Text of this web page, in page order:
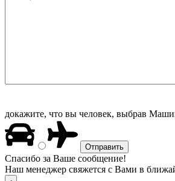
докажите, что вы человек, выбрав
Спасибо за Ваше сообщение!
Наш менеджер свяжется с Вами в